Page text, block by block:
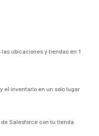
ubicaciones y tiendas en 1
el inventario en un solo lugar
Salesforce con tu tienda